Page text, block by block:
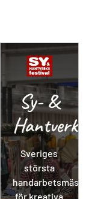
Sy- &
Sveriges
största
handarbetsmässa
för kreativa